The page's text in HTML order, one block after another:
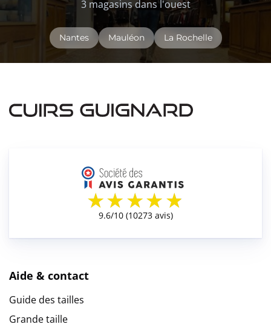
3 magasins dans l'ouest
Nantes Mauléon La Rochelle
Aide & contact
Guide des tailles
Grande taille